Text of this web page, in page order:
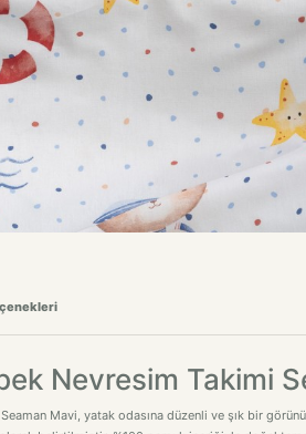
Nevresim Takimi
Mavi, yatak odasına düzenli ve şık bir